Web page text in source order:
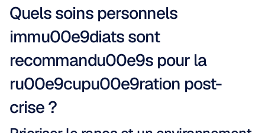
Quels soins personnels
immu00e9diats sont
recommandu00e9s pour la
ru00e9cupu00e9ration post-
crise ?